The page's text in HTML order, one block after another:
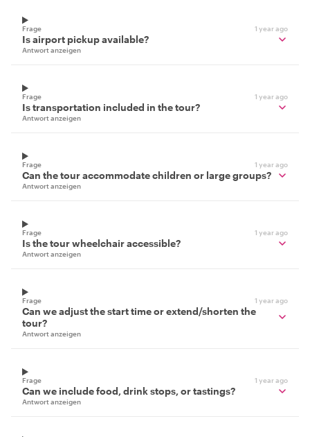
Frage 1 year ago
Is airport pickup available?
Antwort anzeigen
Frage 1 year ago
Is transportation included in the tour?
Antwort anzeigen
Frage 1 year ago
Can the tour accommodate children or large groups?
Antwort anzeigen
Frage 1 year ago
Is the tour wheelchair accessible?
Antwort anzeigen
Frage 1 year ago
Can we adjust the start time or extend/shorten the
tour?
Antwort anzeigen
Frage 1 year ago
Can we include food, drink stops, or tastings?
Antwort anzeigen